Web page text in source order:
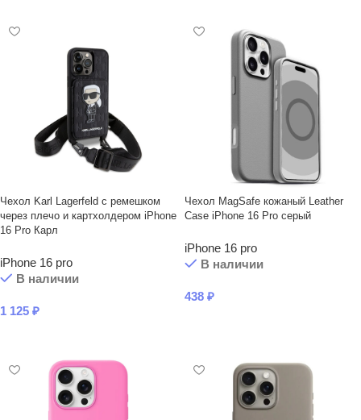
Чехол Karl Lagerfeld с ремешком
через плечо и картхолдером iPhone
16 Pro Карл
iPhone 16 pro
В наличии
1 125 ₽
Чехол MagSafe кожаный Leather
Case iPhone 16 Pro серый
iPhone 16 pro
В наличии
438 ₽